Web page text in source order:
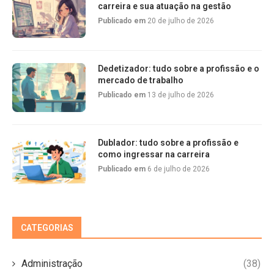
carreira e sua atuação na gestão
Publicado em 20 de julho de 2026
Dedetizador: tudo sobre a profissão e o
mercado de trabalho
Publicado em 13 de julho de 2026
Dublador: tudo sobre a profissão e
como ingressar na carreira
Publicado em 6 de julho de 2026
CATEGORIAS
Administração (38)